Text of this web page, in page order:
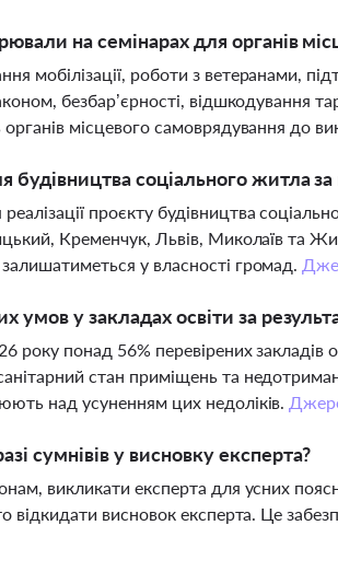
на семінарах для органів
мобілізації, роботи з ветеранами,
безбар’єрності, відшкодування
органів місцевого самоврядування до
будівництва соціального житла
проєкту будівництва
Кременчук, Львів, Миколаїв та
у власності громад.
умов у закладах освіти за
року понад 56% перевірених
стан приміщень та
над усуненням цих недоліків.
сумнівів у висновку експерта?
викликати експерта для усних
відкидати висновок експерта. Це